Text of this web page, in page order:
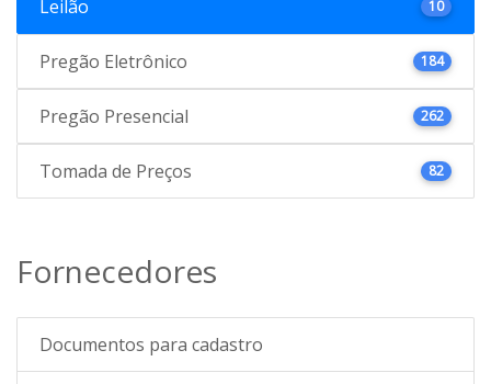
Leilão 10
Pregão Eletrônico 184
Pregão Presencial 262
Tomada de Preços 82
Fornecedores
Documentos para cadastro